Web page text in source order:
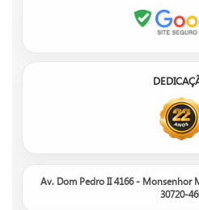
Av. Dom Pedro II 4166 - Monsenhor
30720-